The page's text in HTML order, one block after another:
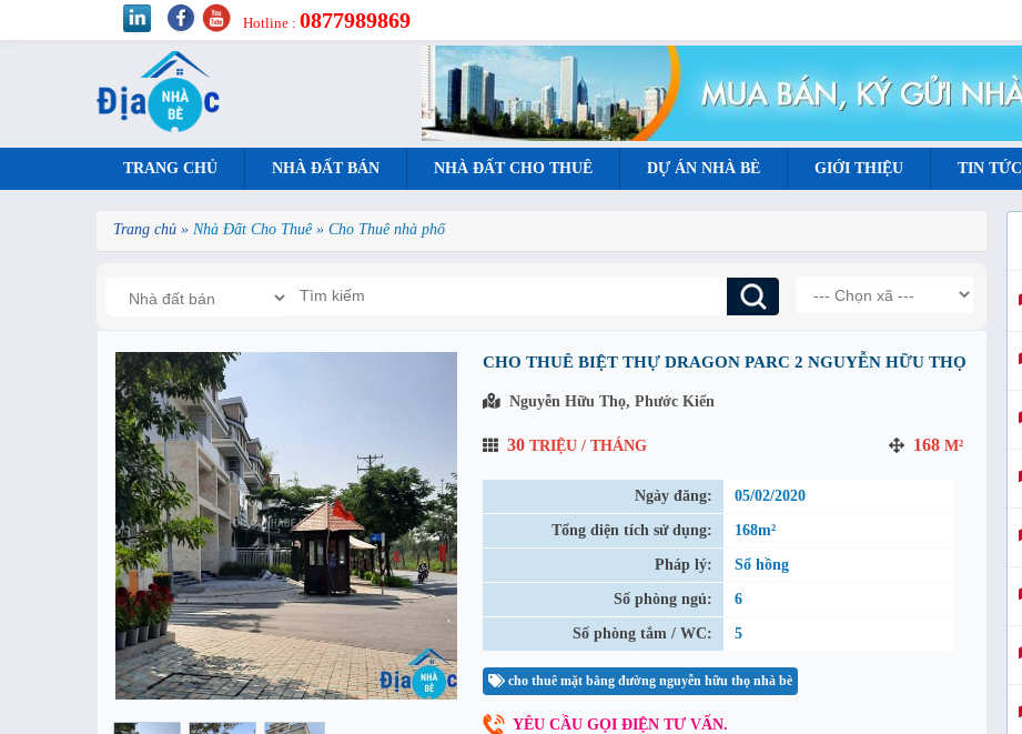
Hotline : 0877989869
TRANG CHỦ NHÀ ĐẤT BÁN NHÀ ĐẤT CHO THUÊ DỰ ÁN NHÀ BÈ GIỚI THIỆU TIN TỨC
Trang chủ » Nhà Đất Cho Thuê » Cho Thuê nhà phố
CHO THUÊ BIỆT THỰ DRAGON PARC 2 NGUYỄN HỮU THỌ
Nguyễn Hữu Thọ, Phước Kiển
30TRIỆU / THÁNG 168M²
Ngày đăng: 05/02/2020
Tổng diện tích sử dụng: 168m²
Pháp lý: Sổ hồng
Số phòng ngủ: 6
Số phòng tắm / WC: 5
cho thuê mặt bằng đường nguyễn hữu thọ nhà bè
YÊU CẦU GỌI ĐIỆN TƯ VẤN.